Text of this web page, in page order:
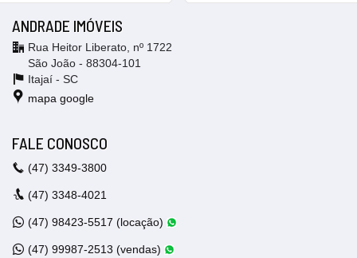
ANDRADE IMÓVEIS
Rua Heitor Liberato, nº 1722
São João - 88304-101
Itajaí - SC
mapa google
FALE CONOSCO
(47) 3349-3800
(47) 3348-4021
(47) 98423-5517 (locação)
(47) 99987-2513 (vendas)